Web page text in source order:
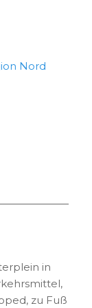
Nord
in
zu Fuß